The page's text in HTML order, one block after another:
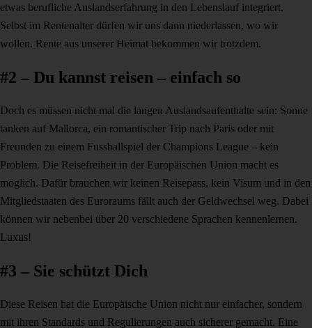
etwas berufliche Auslandserfahrung in den Lebenslauf integriert.
Selbst im Rentenalter dürfen wir uns dann niederlassen, wo wir
wollen. Rente aus unserer Heimat bekommen wir trotzdem.
#2 – Du kannst reisen – einfach so
Doch es müssen nicht mal die langen Auslandsaufenthalte sein: Sonne
tanken auf Mallorca, ein romantischer Trip nach Paris oder mit
Freunden zu einem Fussballspiel der Champions League – kein
Problem. Die Reisefreiheit in der Europäischen Union macht es
möglich. Dafür brauchen wir keinen Reisepass, kein Visum und in den
Mitgliedstaaten des Euroraums fällt auch der Geldwechsel weg. Dabei
können wir nebenbei über 20 verschiedene Sprachen kennenlernen.
Luxus!
#3 – Sie schützt Dich
Diese Reisen hat die Europäische Union nicht nur einfacher, sondern
mit ihren Standards und Regulierungen auch sicherer gemacht. Eine